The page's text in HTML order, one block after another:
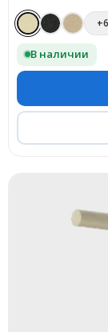
+6
В наличии